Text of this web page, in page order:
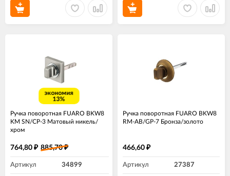
экономия
13%
Ручка поворотная FUARO BKW8
KM SN/CP-3 Матовый никель/
хром
764,80 ₽ 885,70₽
Артикул 34899
Ручка поворотная FUARO BKW8
RM-AB/GP-7 Бронза/золото
466,60 ₽
Артикул 27387